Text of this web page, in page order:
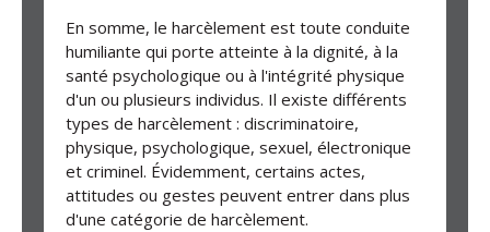
En somme, le harcèlement est toute conduite
humiliante qui porte atteinte à la dignité, à la
santé psychologique ou à l'intégrité physique
d'un ou plusieurs individus. Il existe différents
types de harcèlement : discriminatoire,
physique, psychologique, sexuel, électronique
et criminel. Évidemment, certains actes,
attitudes ou gestes peuvent entrer dans plus
d'une catégorie de harcèlement.